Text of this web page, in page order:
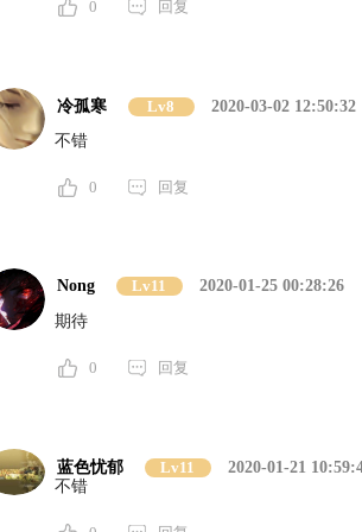
0 回复
冷孤寒 Lv8
2020-03-02 12:50:32
不错
0 回复
Nong Lv11
2020-01-25 00:28:26
期待
0 回复
蓝色忧郁 Lv11
2020-01-21
不错